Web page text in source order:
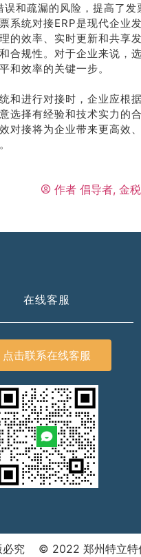
误和疏漏的风险，提高了发
系统对接ERP是现代企业
的效率、实时更新和共享
合规性。对于企业来说，
和效率的关键一步。
和进行对接时，企业应根
选择有经验和技术实力的
对接将为企业带来更高效
作者倡导者, 金
在线客服
点击联系在线客服
究 © 2022 郑州特立特